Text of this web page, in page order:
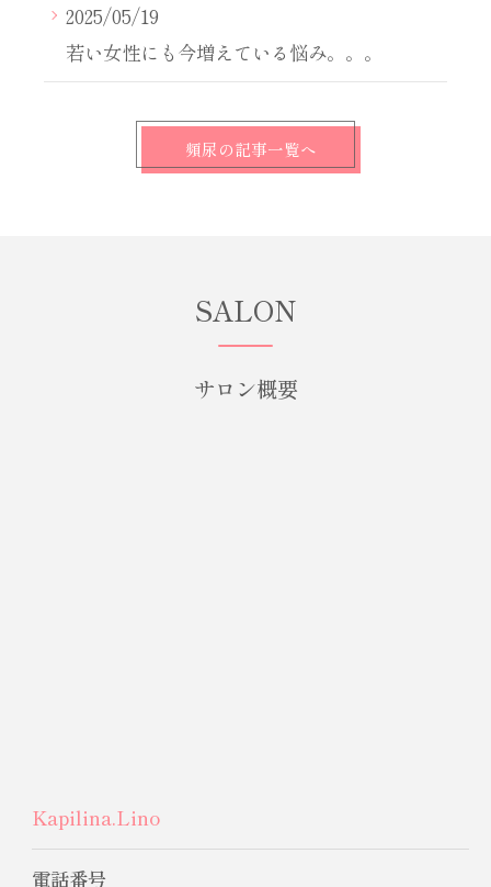
2025/05/19
若い女性にも今増えている悩み。。。
頻尿の記事一覧へ
サロン概要
SALON
Kapilina.Lino
電話番号